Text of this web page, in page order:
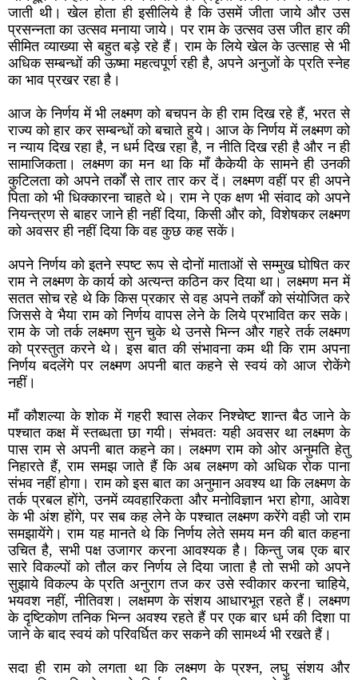
जाती थी। खेल होता ही इसीलिये है कि उसमें जीता जाये और उस
प्रसन्नता का उत्सव मनाया जाये। पर राम के उत्सव उस जीत हार की
सीमित व्याख्या से बहुत बड़े रहे हैं। राम के लिये खेल के उत्साह से भी
अधिक सम्बन्धों की ऊष्मा महत्वपूर्ण रही है, अपने अनुजों के प्रति स्नेह
का भाव प्रखर रहा है।
आज के निर्णय में भी लक्ष्मण को बचपन के ही राम दिख रहे हैं, भरत से
राज्य को हार कर सम्बन्धों को बचाते हुये। आज के निर्णय में लक्ष्मण को
न न्याय दिख रहा है, न धर्म दिख रहा है, न नीति दिख रही है और न ही
सामाजिकता। लक्ष्मण का मन था कि माँ कैकेयी के सामने ही उनकी
कुटिलता को अपने तर्कों से तार तार कर दें। लक्ष्मण वहीं पर ही अपने
पिता को भी धिक्कारना चाहते थे। राम ने एक क्षण भी संवाद को अपने
नियन्त्रण से बाहर जाने ही नहीं दिया, किसी और को, विशेषकर लक्ष्मण
को अवसर ही नहीं दिया कि वह कुछ कह सकें।
अपने निर्णय को इतने स्पष्ट रूप से दोनों माताओं से सम्मुख घोषित कर
राम ने लक्ष्मण के कार्य को अत्यन्त कठिन कर दिया था। लक्ष्मण मन में
सतत सोच रहे थे कि किस प्रकार से वह अपने तर्कों को संयोजित करे
जिससे वे भैया राम को निर्णय वापस लेने के लिये प्रभावित कर सके।
राम के जो तर्क लक्ष्मण सुन चुके थे उनसे भिन्न और गहरे तर्क लक्ष्मण
को प्रस्तुत करने थे। इस बात की संभावना कम थी कि राम अपना
निर्णय बदलेंगे पर लक्ष्मण अपनी बात कहने से स्वयं को आज रोकेंगे
नहीं।
माँ कौशल्या के शोक में गहरी श्वास लेकर निश्चेष्ट शान्त बैठ जाने के
पश्चात कक्ष में स्तब्धता छा गयी। संभवतः यही अवसर था लक्ष्मण के
पास राम से अपनी बात कहने का। लक्ष्मण राम को ओर अनुमति हेतु
निहारते हैं, राम समझ जाते हैं कि अब लक्ष्मण को अधिक रोक पाना
संभव नहीं होगा। राम को इस बात का अनुमान अवश्य था कि लक्ष्मण के
तर्क प्रबल होंगे, उनमें व्यवहारिकता और मनोविज्ञान भरा होगा, आवेश
के भी अंश होंगे, पर सब कह लेने के पश्चात लक्ष्मण करेंगे वही जो राम
समझायेंगे। राम यह मानते थे कि निर्णय लेते समय मन की बात कहना
उचित है, सभी पक्ष उजागर करना आवश्यक है। किन्तु जब एक बार
सारे विकल्पों को तौल कर निर्णय ले दिया जाता है तो सभी को अपने
सुझाये विकल्प के प्रति अनुराग तज कर उसे स्वीकार करना चाहिये,
भयवश नहीं, नीतिवश। लक्षमण के संशय आधारभूत रहते हैं। लक्ष्मण
के दृष्टिकोण तनिक भिन्न अवश्य रहते हैं पर एक बार धर्म की दिशा पा
जाने के बाद स्वयं को परिवर्धित कर सकने की सामर्थ्य भी रखते हैं।
सदा ही राम को लगता था कि लक्ष्मण के प्रश्न, लघु संशय और